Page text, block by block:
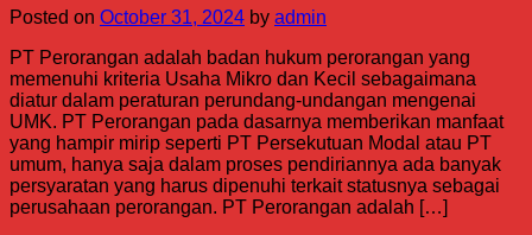
Posted on October 31, 2024 by admin
PT Perorangan adalah badan hukum perorangan yang
memenuhi kriteria Usaha Mikro dan Kecil sebagaimana
diatur dalam peraturan perundang-undangan mengenai
UMK. PT Perorangan pada dasarnya memberikan manfaat
yang hampir mirip seperti PT Persekutuan Modal atau PT
umum, hanya saja dalam proses pendiriannya ada banyak
persyaratan yang harus dipenuhi terkait statusnya sebagai
perusahaan perorangan. PT Perorangan adalah […]